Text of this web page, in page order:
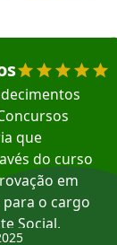
o
que
do curso
em
o cargo
Social.